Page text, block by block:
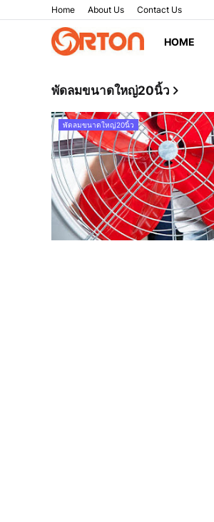
Home About Us Contact Us
HOME
พัดลมขนาดใหญ่20นิ้ว
พัดลมขนาดใหญ่20นิ้ว